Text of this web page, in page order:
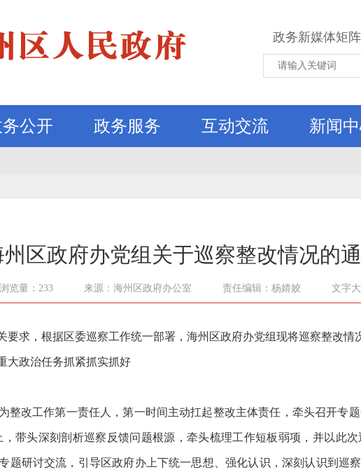
政务新媒体矩阵
公开 政务服务 互动交流 新闻
区政府办党组关于巡察整改情况的
浏览量：233 来源：海州区政府办公室 责任编辑：杨婧姣 文字
要求，根据区委巡察工作统一部署，海州区政府办党组现将巡察整改情
大政治任务抓紧抓实抓好
整改工作第一责任人，第一时间主动扛起整改主体责任，牵头召开专
带头深刻剖析巡察反馈问题根源，牵头梳理工作短板弱项， 并以此
题研讨交流，引导区政府办上下统一思想、强化认识，深刻认识到巡